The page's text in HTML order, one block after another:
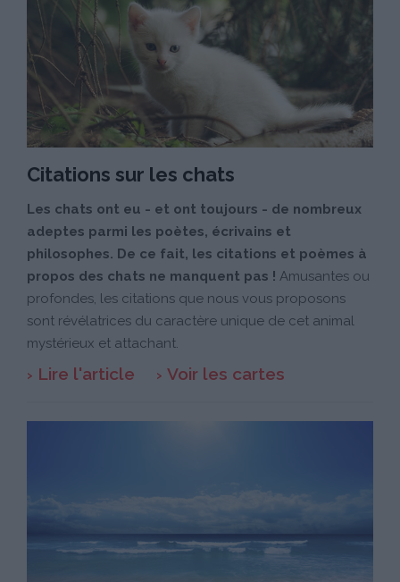
Citations sur les chats
Les chats ont eu - et ont toujours - de nombreux
adeptes parmi les poètes, écrivains et
philosophes. De ce fait, les citations et poèmes à
propos des chats ne manquent pas ! Amusantes ou
profondes, les citations que nous vous proposons
sont révélatrices du caractère unique de cet animal
mystérieux et attachant.
Lire l'article Voir les cartes